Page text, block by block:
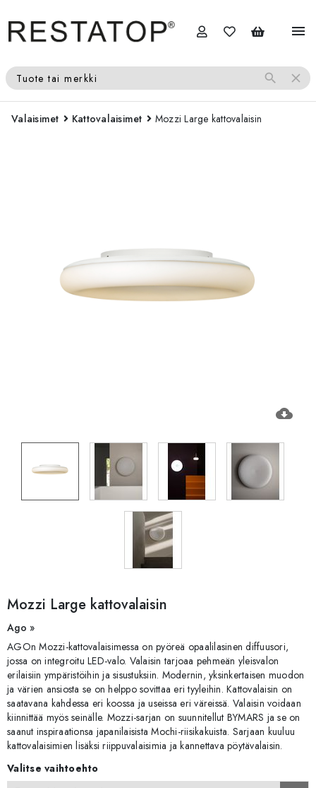
menu
Tuote tai merkki search close
Valaisimet Kattovalaisimet Mozzi Large kattovalaisin
cloud_download
Mozzi Large kattovalaisin
Ago »
AGOn Mozzi-kattovalaisimessa on pyöreä opaalilasinen diffuusori,
jossa on integroitu LED-valo. Valaisin tarjoaa pehmeän yleisvalon
erilaisiin ympäristöihin ja sisustuksiin. Modernin, yksinkertaisen muodon
ja värien ansiosta se on helppo sovittaa eri tyyleihin. Kattovalaisin on
saatavana kahdessa eri koossa ja useissa eri väreissä. Valaisin voidaan
kiinnittää myös seinälle. Mozzi-sarjan on suunnitellut BYMARS ja se on
saanut inspiraationsa japanilaisista Mochi-riisikakuista. Sarjaan kuuluu
kattovalaisimien lisäksi riippuvalaisimia ja kannettava pöytävalaisin.
Valitse vaihtoehto